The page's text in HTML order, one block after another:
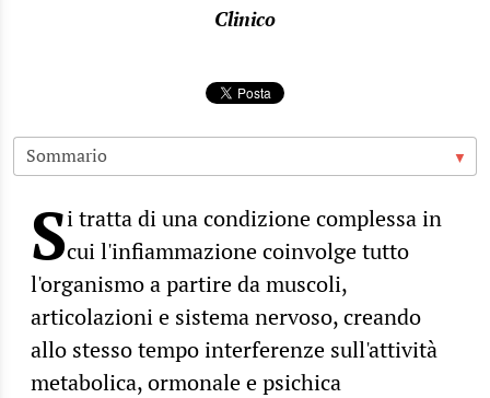
Clinico
Si tratta di una condizione complessa in
cui l'infiammazione coinvolge tutto
l'organismo a partire da muscoli,
articolazioni e sistema nervoso, creando
allo stesso tempo interferenze sull'attività
metabolica, ormonale e psichica